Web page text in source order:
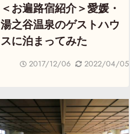
＜お遍路宿紹介＞愛媛・
湯之谷温泉のゲストハウ
スに泊まってみた
2017/12/06 2022/04/05